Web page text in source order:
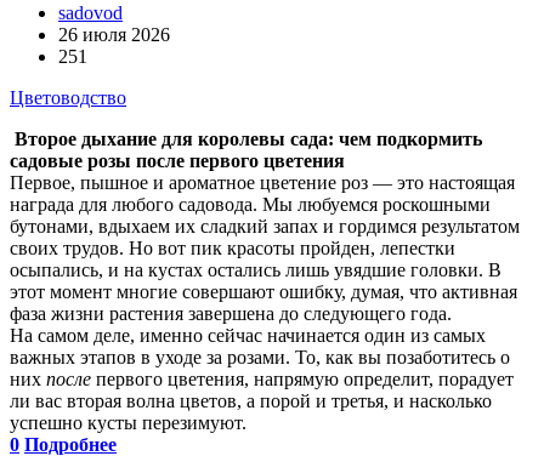
sadovod
26 июля 2026
251
Цветоводство
Второе дыхание для королевы сада: чем подкормить
садовые розы после первого цветения
Первое, пышное и ароматное цветение роз — это настоящая
награда для любого садовода. Мы любуемся роскошными
бутонами, вдыхаем их сладкий запах и гордимся результатом
своих трудов. Но вот пик красоты пройден, лепестки
осыпались, и на кустах остались лишь увядшие головки. В
этот момент многие совершают ошибку, думая, что активная
фаза жизни растения завершена до следующего года.
На самом деле, именно сейчас начинается один из самых
важных этапов в уходе за розами. То, как вы позаботитесь о
них после первого цветения, напрямую определит, порадует
ли вас вторая волна цветов, а порой и третья, и насколько
успешно кусты перезимуют.
0 Подробнее